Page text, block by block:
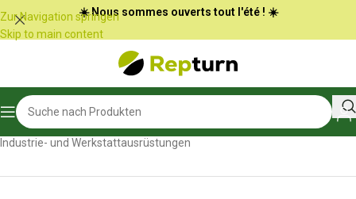
Cookie-Einstellungen
Zur Navigation springen
Skip to main content
☀️ Nous sommes ouverts tout l'été ! ☀️
Start/Professionelle Ausstattung
Industrie- und Werkstattausrüstungen